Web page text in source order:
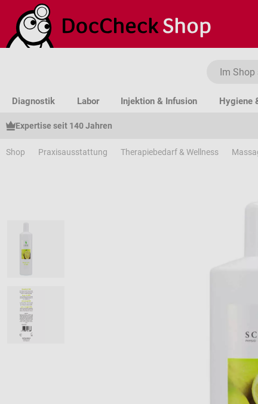
Hauptinhalt springen
Zur Suche springen
Zur Hauptnavigation springen
Diagnostik Labor Injektion & Infusion Hygiene
Expertise seit 140 Jahren
Shop Praxisausstattung Therapiebedarf & Wellness